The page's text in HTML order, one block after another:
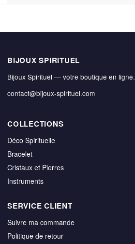
BIJOUX SPIRITUEL
Bijoux Spirituel — votre boutique en ligne.
contact@bijoux-spirituel.com
COLLECTIONS
Déco Spirituelle
Bracelet
Cristaux et Pierres
Instruments
SERVICE CLIENT
Suivre ma commande
Politique de retour